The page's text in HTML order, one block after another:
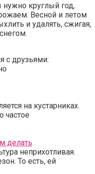
круглый год,
Весной и летом
и удалять, сжигая,
с друзьями:
на кустарниках.
частое
делать
неприхотливая.
То есть, ей